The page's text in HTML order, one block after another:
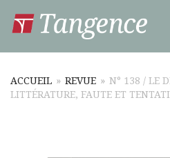
ACCUEIL » REVUE » N° 138 / LE
LITTÉRATURE, FAUTE ET